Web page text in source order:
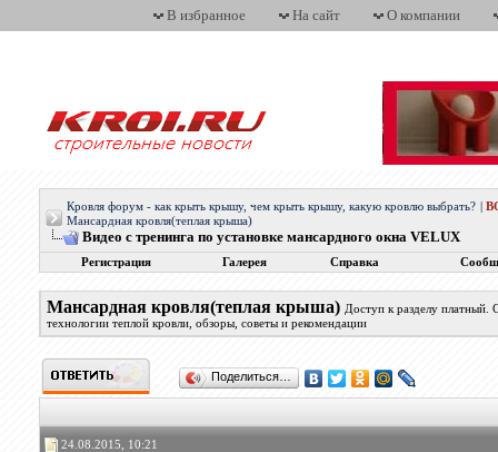
В избранное На сайт О компании
Кровля форум - как крыть крышу, чем крыть крышу, какую кровлю выбрать?
Мансардная кровля(теплая крыша)
Видео с тренинга по установке мансардного окна VELUX
Регистрация Галерея Справка
Мансардная кровля(теплая крыша) Доступ к разделу
технологии теплой кровли, обзоры, советы и рекомендации
Поделиться…
24.08.2015, 10:21